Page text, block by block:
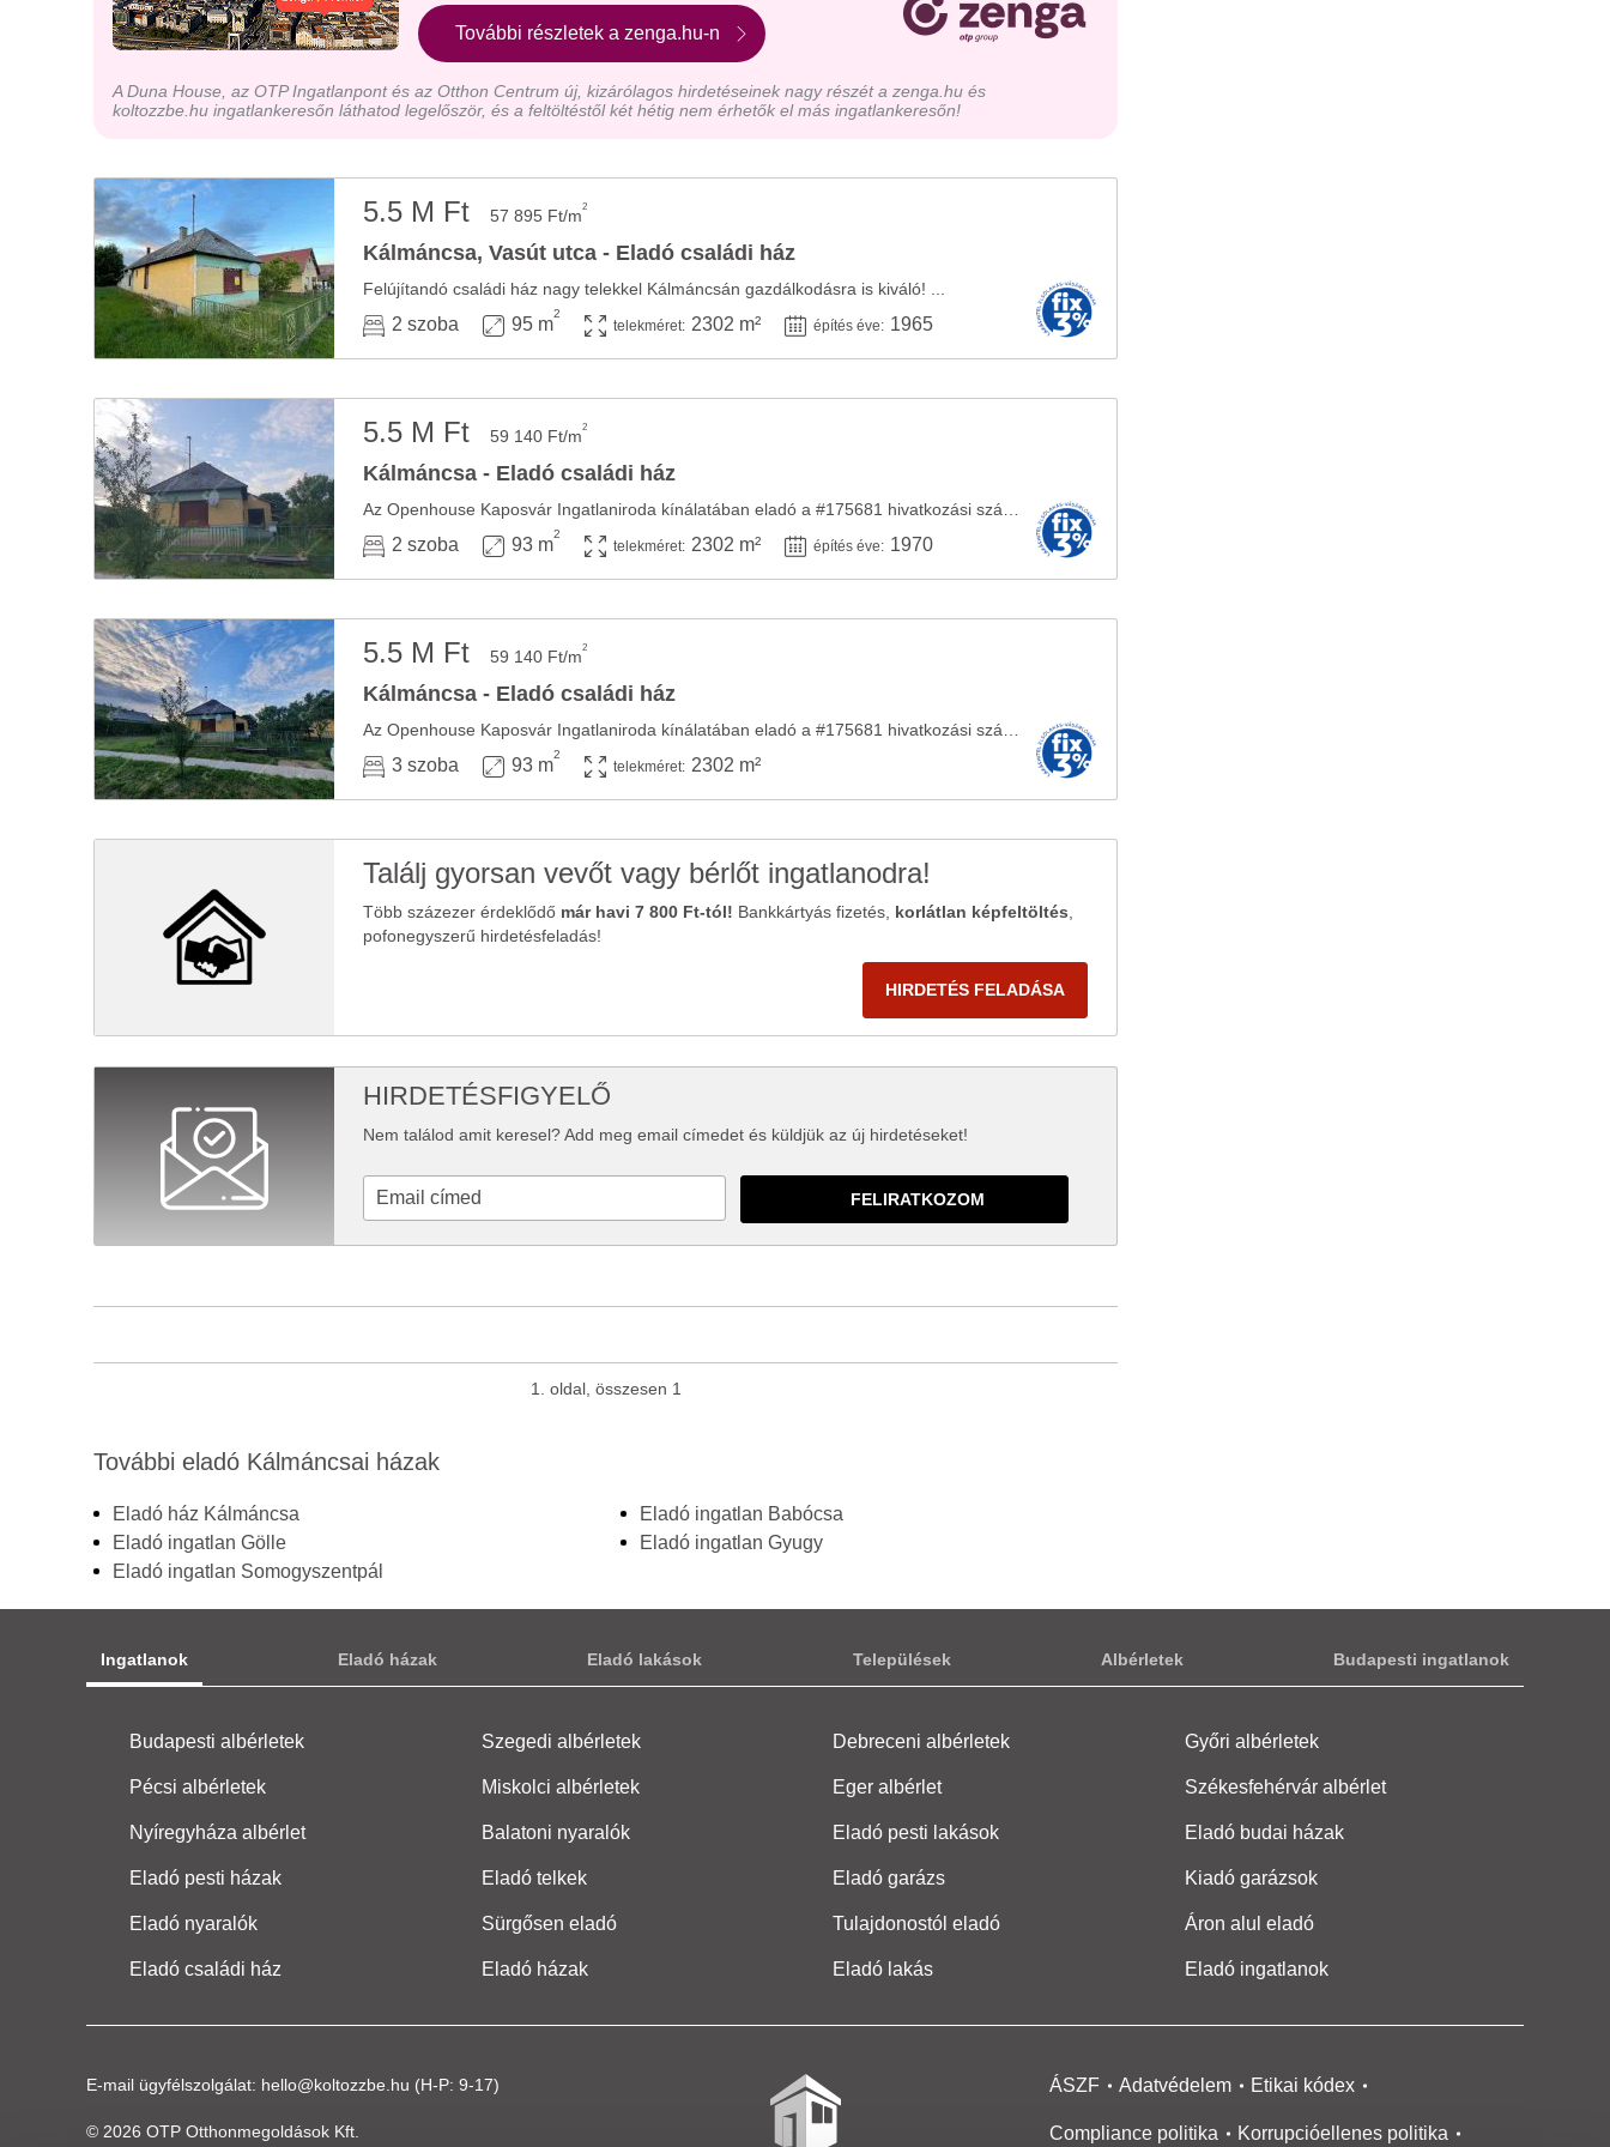
További részletek a zenga.hu-n
A Duna House, az OTP Ingatlanpont és az Otthon Centrum új, kizárólagos hirdetéseinek nagy részét a zenga.hu és
koltozzbe.hu ingatlankeresőn láthatod legelőször, és a feltöltéstől két hétig nem érhetők el más ingatlankeresőn!
5.5 M Ft 57 895 Ft/m2
Kálmáncsa, Vasút utca - Eladó családi ház
Felújítandó családi ház nagy telekkel Kálmáncsán gazdálkodásra is kiváló! ...
2 szoba 95 m
2
telekméret: 2302 m² építés éve: 1965
5.5 M Ft 59 140 Ft/m2
Kálmáncsa - Eladó családi ház
2 szoba 93 m
2
telekméret: 2302 m² építés éve: 1970
5.5 M Ft 59 140 Ft/m2
Kálmáncsa - Eladó családi ház
3 szoba 93 m
2
telekméret: 2302 m²
Találj gyorsan vevőt vagy bérlőt ingatlanodra!
Több százezer érdeklődő már havi 7 800 Ft-tól! Bankkártyás fizetés, korlátlan képfeltöltés
pofonegyszerű hirdetésfeladás!
HIRDETÉS FELADÁSA
HIRDETÉSFIGYELŐ
Nem találod amit keresel? Add meg email címedet és küldjük az új hirdetéseket!
1. oldal, összesen 1
További eladó Kálmáncsai házak
Eladó ház Kálmáncsa
Eladó ingatlan Gölle
Eladó ingatlan Somogyszentpál
Eladó ingatlan Babócsa
Eladó ingatlan Gyugy
Ingatlanok Eladó házak Eladó lakások Települések Albérletek Budapesti ingatlanok
Budapesti albérletek Szegedi albérletek Debreceni albérletek Győri albérletek
Pécsi albérletek Miskolci albérletek Eger albérlet Székesfehérvár albérlet
Nyíregyháza albérlet Balatoni nyaralók Eladó pesti lakások Eladó budai házak
Eladó pesti házak Eladó telkek Eladó garázs Kiadó garázsok
Eladó nyaralók Sürgősen eladó Tulajdonostól eladó Áron alul eladó
Eladó családi ház Eladó házak Eladó lakás Eladó ingatlanok
E-mail ügyfélszolgálat: hello@koltozzbe.hu (H-P: 9-17)
© 2026 OTP Otthonmegoldások Kft.
ÁSZF Adatvédelem Etikai kódex
Compliance politika Korrupcióellenes politika